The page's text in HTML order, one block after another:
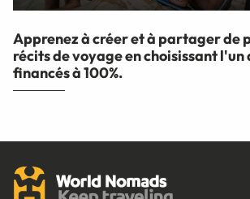
Apprenez à créer et à partager de
récits de voyage en choisissant l'un
financés à 100%.